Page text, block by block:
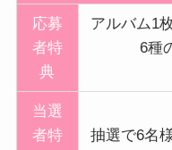
応募
者特
典
アルバム1
6種
当選
者特
抽選で6名